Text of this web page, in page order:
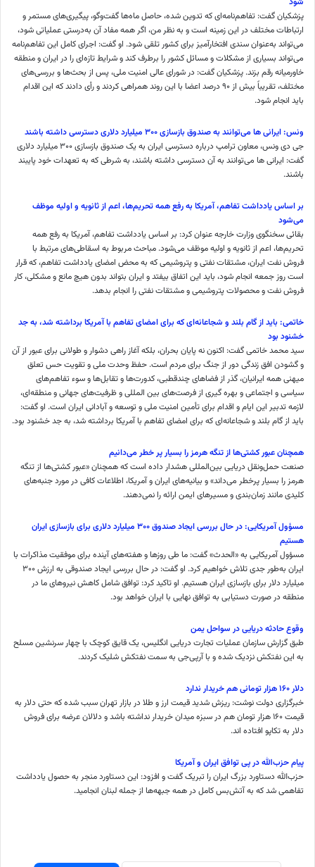
پزشکیان گفت: تفاهم‌نامه‌ای که تدوین شده، حاصل ماه‌ها گفت‌وگو، پیگیری‌های مستمر و
ارتباطات مختلف در این زمینه است و به نظر من، اگر همه مفاد آن به‌درستی عملیاتی شود،
می‌تواند به‌عنوان سندی افتخارآمیز برای کشور تلقی شود. او گفت: اجرای کامل این تفاهم‌نامه
می‌تواند بسیاری از مشکلات و مسائل کشور را برطرف کند و شرایط تازه‌ای را در ایران و منطقه
خاورمیانه رقم بزند. پزشکیان گفت: در شورای عالی امنیت ملی، پس از بحث‌ها و بررسی‌های
مختلف، تقریباً بیش از ۹۰ درصد اعضا با این روند همراهی کردند و رأی دادند که این اقدام
باید انجام شود.
ونس: ایرانی ها می‌توانند به صندوق بازسازی ۳۰۰ میلیارد دلاری دسترسی داشته باشند
جی دی ونس، معاون ترامپ درباره دسترسی ایران به یک صندوق بازسازی ۳۰۰ میلیارد دلاری
گفت: ایرانی ها می‌توانند به آن دسترسی داشته باشند، به شرطی که به تعهدات خود پایبند
باشند.
بر اساس یادداشت تفاهم، آمریکا به رفع همه تحریم‌ها، اعم از ثانویه و اولیه موظف
می‌شود
بقائی سخنگوی وزارت خارجه عنوان کرد: بر اساس یادداشت تفاهم، آمریکا به رفع همه
تحریم‌ها، اعم از ثانویه و اولیه موظف می‌شود. مباحث مربوط به اسقاطی‌های مرتبط با
فروش نفت ایران، مشتقات نفتی و پتروشیمی که به محض امضای یادداشت تفاهم، که قرار
است روز جمعه انجام شود، باید این اتفاق بیفتد و ایران بتواند بدون هیچ مانع و مشکلی، کار
فروش نفت و محصولات پتروشیمی و مشتقات نفتی را انجام بدهد.
خاتمی: باید از ﮔﺎم ﺑﻠﻨﺪ و ﺷﺠﺎﻋﺎﻧﻪ‌ای ﻛﻪ ﺑﺮای اﻣﻀﺎی ﺗﻔﺎﻫﻢ با آﻣﺮﻳﻜﺎ ﺑﺮداﺷﺘﻪ ﺷﺪ، به جد
ﺧﺸﻨﻮد بود
سید محمد خاتمی گفت: اکنون نه پایان بحران، بلکه آغاز راهی دشوار و طولانی برای عبور از آن
و گشودن افق زندگی دور از جنگ برای مردم است. حفظ وحدت ملی و تقویت حس تعلق
میهنی همه ایرانیان، گذر از فضا‌های چندقطبی، کدورت‌ها و تقابل‌ها و سوء تفاهم‌های
سیاسی و اجتماعی و بهره گیری از فرصت‌های بین المللی و ظرفیت‌های جهانی و منطقه‌ای،
لازمه تدبیر این ایام و اقدام برای تأمین امنیت ملی و توسعه و آبادانی ایران است. او گفت:
باید از ﮔﺎم ﺑﻠﻨﺪ و ﺷﺠﺎﻋﺎﻧﻪ‌ای ﻛﻪ ﺑﺮای اﻣﻀﺎی ﺗﻔﺎﻫﻢ با آﻣﺮﻳﻜﺎ ﺑﺮداﺷﺘﻪ ﺷﺪ، به جد ﺧﺸﻨﻮد بود.
همچنان عبور کشتی‌ها از تنگه هرمز را بسیار پر خطر می‌دانیم
صنعت حمل‌ونقل دریایی بین‌المللی هشدار داده است که همچنان «عبور کشتی‌ها از تنگه
هرمز را بسیار پرخطر می‌داند» و بیانیه‌های ایران و آمریکا، اطلاعات کافی در مورد جنبه‌های
کلیدی مانند زمان‌بندی و مسیر‌های ایمن ارائه را نمی‌دهند.
مسؤول آمریکایی: در حال بررسی ایجاد صندوق ۳۰۰ میلیارد دلاری برای بازسازی ایران
هستیم
مسؤول آمریکایی به «الحدث» گفت: ما طی روزها و هفته‌های آینده برای موفقیت مذاکرات با
ایران به‌طور جدی تلاش خواهیم کرد. او گفت: در حال بررسی ایجاد صندوقی به ارزش ۳۰۰
میلیارد دلار برای بازسازی ایران هستیم. او تاکید کرد: توافق شامل کاهش نیروهای ما در
منطقه در صورت دستیابی به توافق نهایی با ایران خواهد بود.
وقوع حادثه دریایی در سواحل یمن
طبق گزارش سازمان عملیات تجارت دریایی انگلیس، یک قایق کوچک با چهار سرنشین مسلح
به این نفتکش نزدیک شده‌ و با آرپی‌جی به سمت نفتکش شلیک کردند.
دلار ۱۶۰ هزار تومانی هم خریدار ندارد
خبرگزاری دولت نوشت: ریزش شدید قیمت ارز و طلا در بازار تهران سبب شده که حتی دلار به
قیمت ۱۶۰ هزار تومان هم در سبزه میدان خریدار نداشته باشد و دلالان عرضه برای فروش
دلار به تکاپو افتاده اند.
پیام حزب‌الله در پی توافق ایران و آمریکا
حزب‌الله دستاورد بزرگ ایران را تبریک گفت و افزود: این دستاورد منجر به حصول یادداشت
تفاهمی شد که به آتش‌بس کامل در همه جبهه‌ها از جمله لبنان انجامید.